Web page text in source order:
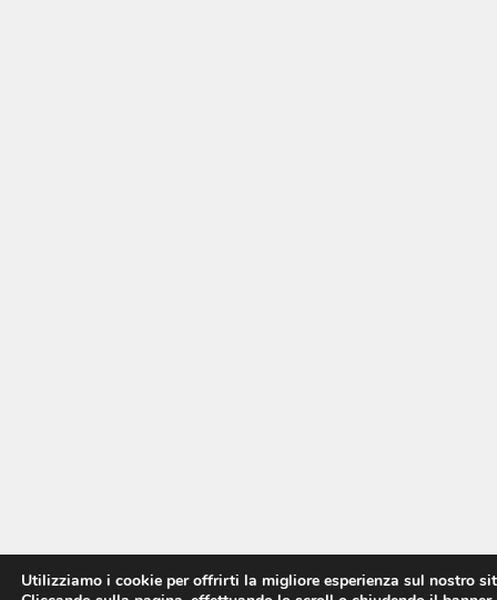
Utilizziamo i cookie per offrirti la migliore esperienza sul nostro